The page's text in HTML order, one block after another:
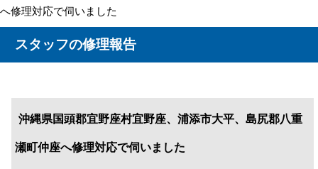
へ修理対応で伺いました
スタッフの修理報告
沖縄県国頭郡宜野座村宜野座、浦添市大平、島尻郡八重
瀬町仲座へ修理対応で伺いました